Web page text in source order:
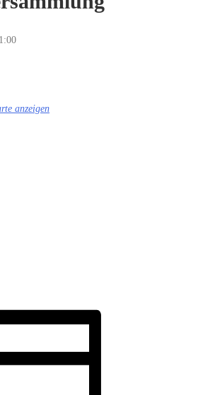
anzeigen